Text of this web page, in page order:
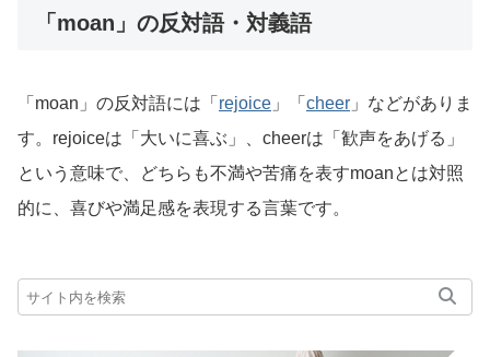
「moan」の反対語・対義語
「moan」の反対語には「 rejoice 」「 cheer 」などがありま
す。rejoiceは「大いに喜ぶ」、cheerは「歓声をあげる」
という意味で、どちらも不満や苦痛を表すmoanとは対照
的に、喜びや満足感を表現する言葉です。